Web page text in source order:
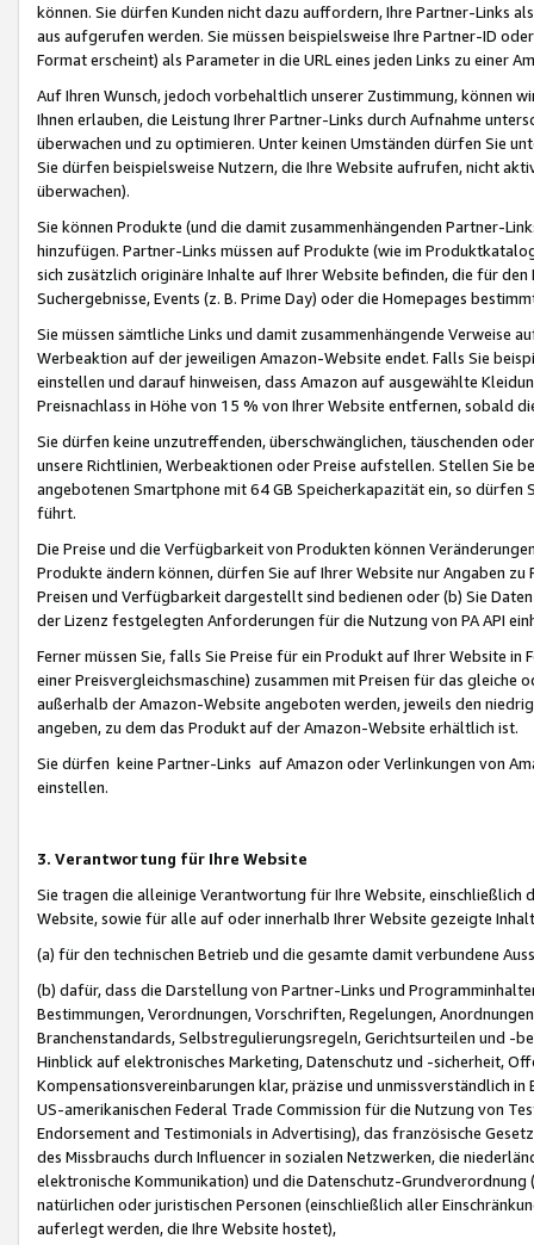
können. Sie dürfen Kunden nicht dazu auffordern, Ihre Partner-Links
aus aufgerufen werden. Sie müssen beispielsweise Ihre Partner-ID
Format erscheint) als Parameter in die URL eines jeden Links zu einer
Auf Ihren Wunsch, jedoch vorbehaltlich unserer Zustimmung, können
Ihnen erlauben, die Leistung Ihrer Partner-Links durch Aufnahme
überwachen und zu optimieren. Unter keinen Umständen dürfen Sie
Sie dürfen beispielsweise Nutzern, die Ihre Website aufrufen, nicht
überwachen).
Sie können Produkte (und die damit zusammenhängenden Partner-
hinzufügen. Partner-Links müssen auf Produkte (wie im
sich zusätzlich originäre Inhalte auf Ihrer Website befinden, die für
Suchergebnisse, Events (z. B. Prime Day) oder die Homepages
Sie müssen sämtliche Links und damit zusammenhängende
Werbeaktion auf der jeweiligen Amazon-Website endet. Falls Sie
einstellen und darauf hinweisen, dass Amazon auf ausgewählte
Preisnachlass in Höhe von 15 % von Ihrer Website entfernen, sobald
Sie dürfen keine unzutreffenden, überschwänglichen, täuschenden
unsere Richtlinien, Werbeaktionen oder Preise aufstellen. Stellen Sie
angebotenen Smartphone mit 64 GB Speicherkapazität ein, so dürfen
führt.
Die Preise und die Verfügbarkeit von Produkten können
Produkte ändern können, dürfen Sie auf Ihrer Website nur Angaben
Preisen und Verfügbarkeit dargestellt sind bedienen oder (b) Sie
der Lizenz festgelegten Anforderungen für die Nutzung von PA API
Ferner müssen Sie, falls Sie Preise für ein Produkt auf Ihrer Website
einer Preisvergleichsmaschine) zusammen mit Preisen für das
außerhalb der Amazon-Website angeboten werden, jeweils den
angeben, zu dem das Produkt auf der Amazon-Website erhältlich ist.
Sie dürfen keine Partner-Links auf Amazon oder Verlinkungen von
einstellen.
3. Verantwortung für Ihre Website
Sie tragen die alleinige Verantwortung für Ihre Website,
Website, sowie für alle auf oder innerhalb Ihrer Website gezeigte
(a) für den technischen Betrieb und die gesamte damit verbundene
(b) dafür, dass die Darstellung von Partner-Links und
Bestimmungen, Verordnungen, Vorschriften, Regelungen,
Branchenstandards, Selbstregulierungsregeln, Gerichtsurteilen und -
Hinblick auf elektronisches Marketing, Datenschutz und -sicherheit,
Kompensationsvereinbarungen klar, präzise und unmissverständlich
US-amerikanischen Federal Trade Commission für die Nutzung von
Endorsement and Testimonials in Advertising), das französische
des Missbrauchs durch Influencer in sozialen Netzwerken, die
elektronische Kommunikation) und die Datenschutz-
natürlichen oder juristischen Personen (einschließlich aller
auferlegt werden, die Ihre Website hostet),